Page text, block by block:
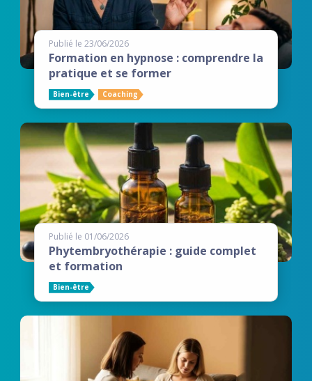
Publié le 23/06/2026
Formation en hypnose : comprendre la
pratique et se former
Bien-être Coaching
Publié le 01/06/2026
Phytembryothérapie : guide complet
et formation
Bien-être